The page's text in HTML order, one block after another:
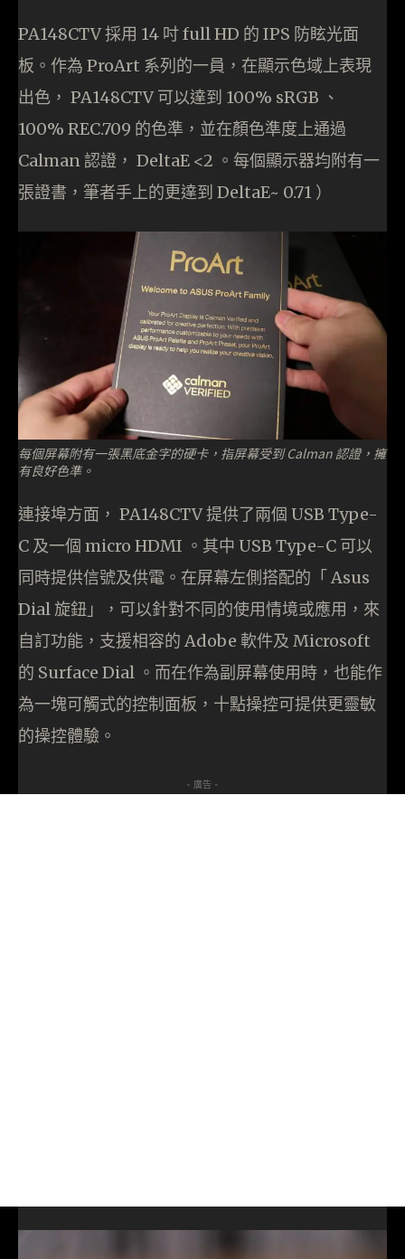
PA148CTV 採用 14 吋 full HD 的 IPS 防眩光面
板。作為 ProArt 系列的一員，在顯示色域上表現
出色， PA148CTV 可以達到 100% sRGB 、
100% REC.709 的色準，並在顏色準度上通過
Calman 認證， DeltaE <2 。每個顯示器均附有一
張證書，筆者手上的更達到 DeltaE~ 0.71 ）
每個屏幕附有一張黑底金字的硬卡，指屏幕受到 Calman 認證，擁
有良好色準。
連接埠方面， PA148CTV 提供了兩個 USB Type-
C 及一個 micro HDMI 。其中 USB Type-C 可以
同時提供信號及供電。在屏幕左側搭配的「 Asus
Dial 旋鈕」，可以針對不同的使用情境或應用，來
自訂功能，支援相容的 Adobe 軟件及 Microsoft
的 Surface Dial 。而在作為副屏幕使用時，也能作
為一塊可觸式的控制面板，十點操控可提供更靈敏
的操控體驗。
- 廣告 -